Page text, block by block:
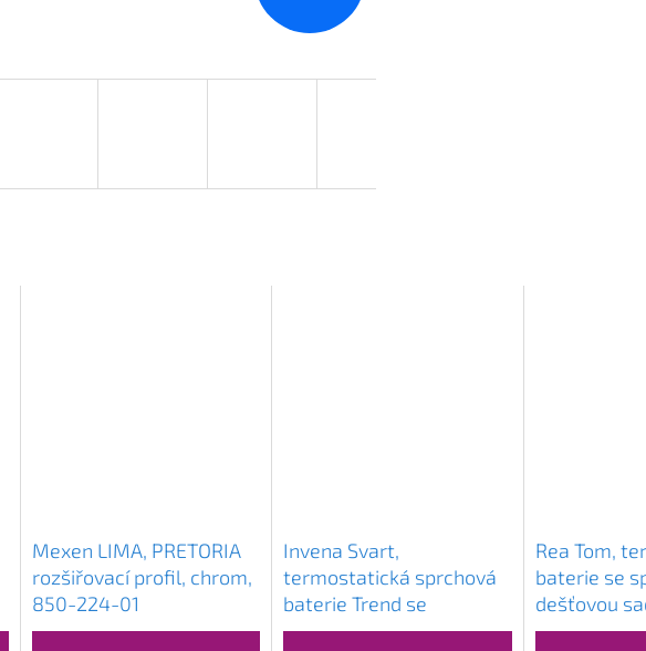
Mexen LIMA, PRETORIA
rozšiřovací profil, chrom,
850-224-01
Invena Svart,
termostatická sprchová
baterie Trend se
sprchovou sadou Svart
Rea Tom,
baterie se
dešťovou
chromová,